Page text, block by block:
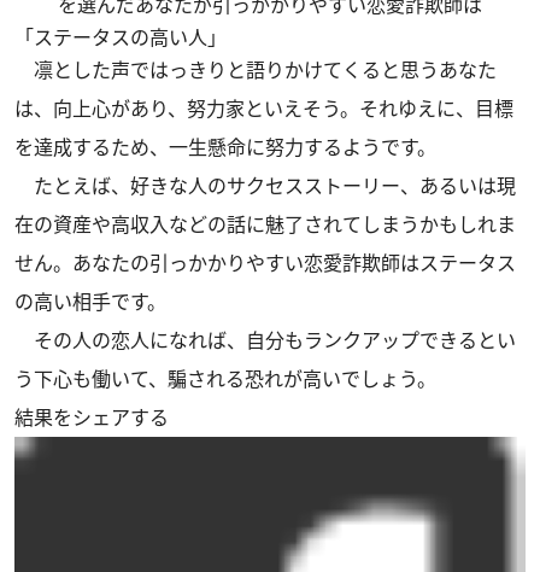
「ステータスの高い人」
凛とした声ではっきりと語りかけてくると思うあなた
は、向上心があり、努力家といえそう。それゆえに、目標
を達成するため、一生懸命に努力するようです。
たとえば、好きな人のサクセスストーリー、あるいは現
在の資産や高収入などの話に魅了されてしまうかもしれま
せん。あなたの引っかかりやすい恋愛詐欺師はステータス
の高い相手です。
その人の恋人になれば、自分もランクアップできるとい
う下心も働いて、騙される恐れが高いでしょう。
結果をシェアする